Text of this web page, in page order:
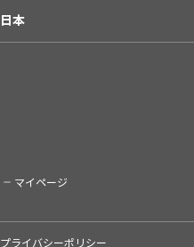
日本
マイページ
プライバシーポリシー